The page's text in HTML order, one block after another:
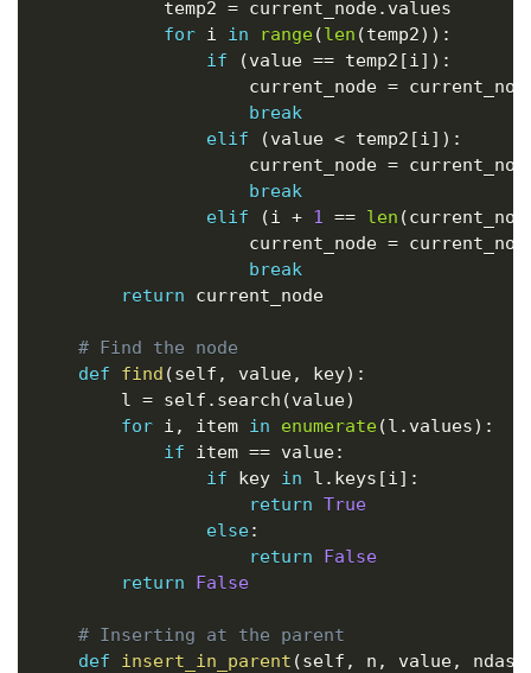
            temp2
= current_node. values
for i in range(len (temp2) ) :
if
(value == temp2 [i] ) :
                    current_node
=
break
elif
(value < temp2 [i] ) :
                    current_node
=
break
elif
(i + 1 == len (
                    current_node
=
break
return current_node
# Find the node
def
find (self , value, key) :
        l
= self . search (value)
for i , item in enumerate(l . values) :
if item == value:
if key in l . keys [i] :
return True
else:
return
False
return
False
# Inserting at the parent
def
insert_in_parent (self , n , value, ndash